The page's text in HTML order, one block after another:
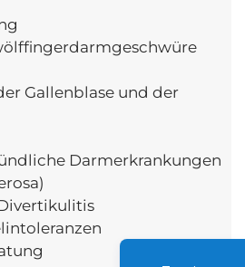
Gallenblase und der
Darmerkrankungen